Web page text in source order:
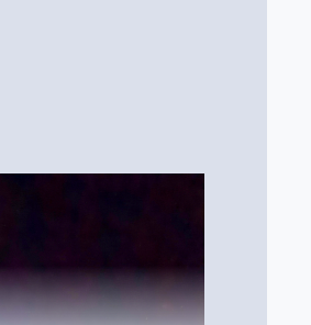
→ storyboarding tools
corrections. Полные шоты/